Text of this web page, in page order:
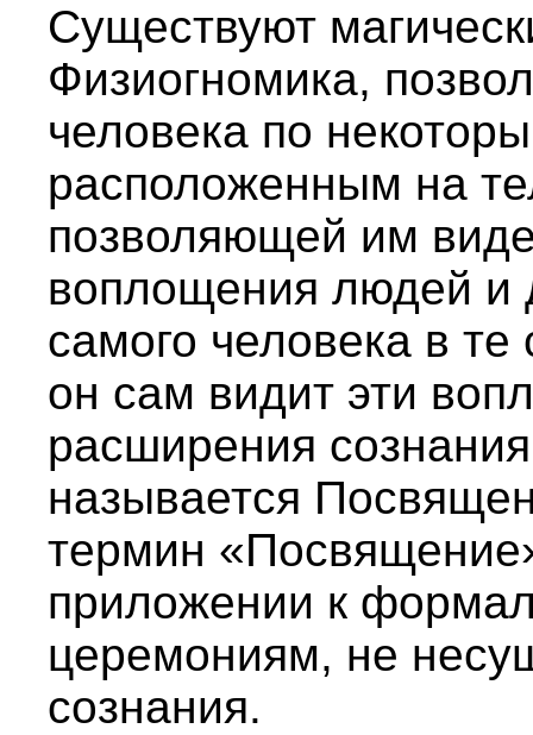
Существуют
Физиогномика,
человека по
расположенным на
позволяющей им
воплощения людей и
самого человека в те
он сам видит эти
расширения
называется
термин
приложении к
церемониям, не
сознания.